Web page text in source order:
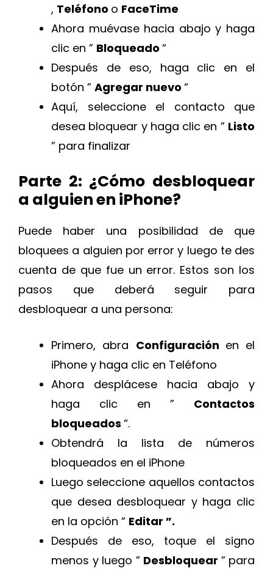
, Teléfono o FaceTime
Ahora muévase hacia abajo y haga
clic en ” Bloqueado “
Después de eso, haga clic en el
botón ” Agregar nuevo “
Aquí, seleccione el contacto que
desea bloquear y haga clic en ” Listo
” para finalizar
Parte 2: ¿Cómo desbloquear
a alguien en iPhone?
Puede haber una posibilidad de que
bloquees a alguien por error y luego te des
cuenta de que fue un error. Estos son los
pasos que deberá seguir para
desbloquear a una persona:
Primero, abra Configuración en el
iPhone y haga clic en Teléfono
Ahora desplácese hacia abajo y
haga clic en ” Contactos
bloqueados “.
Obtendrá la lista de números
bloqueados en el iPhone
Luego seleccione aquellos contactos
que desea desbloquear y haga clic
en la opción “ Editar ”.
Después de eso, toque el signo
menos y luego ” Desbloquear ” para